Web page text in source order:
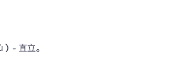
- 直立。